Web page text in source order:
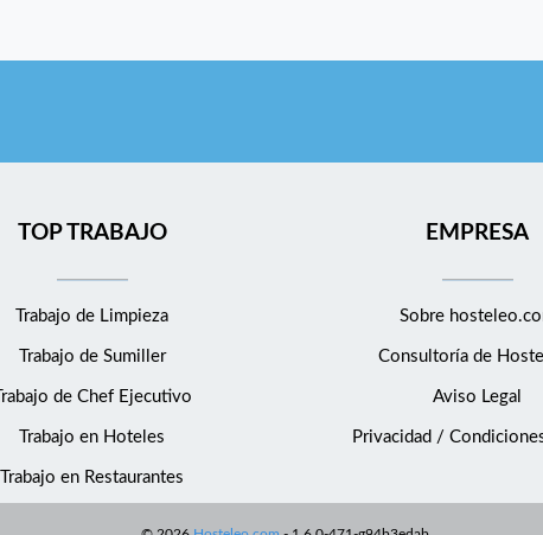
TOP TRABAJO
Trabajo de Limpieza
Trabajo de Sumiller
Trabajo de Chef Ejecutivo
Trabajo en Hoteles
Trabajo en Restaurantes
EMPRESA
Sobre
Consultoría de
Aviso Legal
Privacidad /